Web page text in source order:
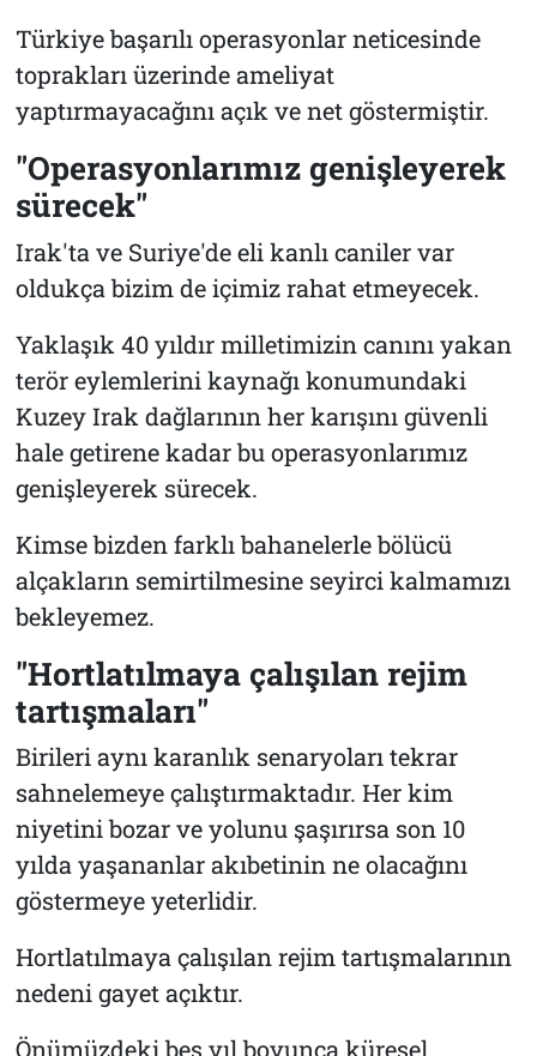
Türkiye başarılı operasyonlar neticesinde
toprakları üzerinde ameliyat
yaptırmayacağını açık ve net göstermiştir.
"Operasyonlarımız genişleyerek
sürecek"
Irak'ta ve Suriye'de eli kanlı caniler var
oldukça bizim de içimiz rahat etmeyecek.
Yaklaşık 40 yıldır milletimizin canını yakan
terör eylemlerini kaynağı konumundaki
Kuzey Irak dağlarının her karışını güvenli
hale getirene kadar bu operasyonlarımız
genişleyerek sürecek.
Kimse bizden farklı bahanelerle bölücü
alçakların semirtilmesine seyirci kalmamızı
bekleyemez.
"Hortlatılmaya çalışılan rejim
tartışmaları"
Birileri aynı karanlık senaryoları tekrar
sahnelemeye çalıştırmaktadır. Her kim
niyetini bozar ve yolunu şaşırırsa son 10
yılda yaşananlar akıbetinin ne olacağını
göstermeye yeterlidir.
Hortlatılmaya çalışılan rejim tartışmalarının
nedeni gayet açıktır.
Önümüzdeki beş yıl boyunca küresel